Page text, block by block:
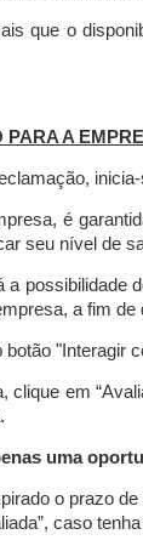
que o
PARA A
é
seu nível de
a possibilidade
a fim
botão "Interagir
clique em
uma
o prazo
caso